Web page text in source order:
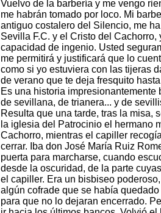
Vuelvo de la barbería y me vengo
me habrán tomado por loco. Mi
antiguo costalero del Silencio, me
Sevilla F.C. y el Cristo del Cachorro,
capacidad de ingenio. Usted
me permitirá y justificará que lo
como si yo estuviera con las tijeras
de verano que te deja fresquito
Es una historia impresionantemente
de sevillana, de trianera... y de
Resulta que una tarde, tras la misa,
la iglesia del Patrocinio el hermano
Cachorro, mientras el capiller
cerrar. Iba don José María Ruiz
puerta para marcharse, cuando
desde la oscuridad, de la parte
el capiller. Era un bisbiseo
algún cofrade que se había
para que no lo dejaran encerrado.